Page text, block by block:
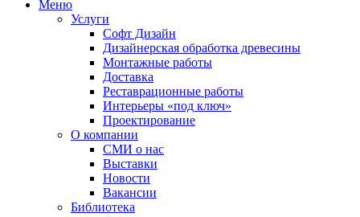
Меню
Услуги
Софт Дизайн
Дизайнерская обработка древесины
Монтажные работы
Доставка
Реставрационные работы
Интерьеры «под ключ»
Проектирование
О компании
СМИ о нас
Выставки
Новости
Вакансии
Библиотека